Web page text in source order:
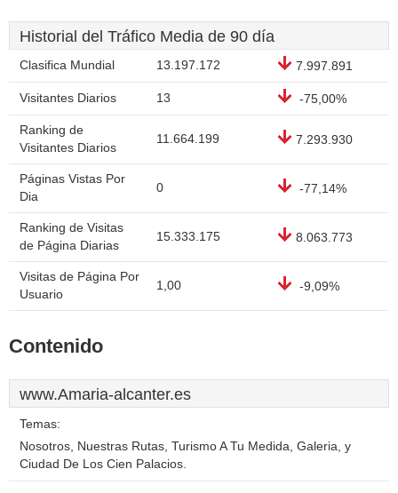
Historial del Tráfico Media de 90 día
Clasifica Mundial 13.197.172 7.997.891
Visitantes Diarios 13 -75,00%
Ranking de
Visitantes Diarios
11.664.199 7.293.930
Páginas Vistas Por
Dia
0 -77,14%
Ranking de Visitas
de Página Diarias
15.333.175 8.063.773
Visitas de Página Por
Usuario
1,00 -9,09%
Contenido
www.Amaria-alcanter.es
Temas:
Nosotros, Nuestras Rutas, Turismo A Tu Medida, Galeria, y
Ciudad De Los Cien Palacios.